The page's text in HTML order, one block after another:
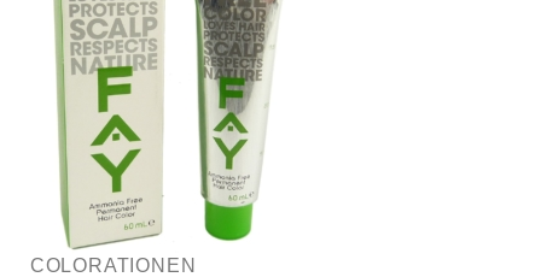
COLORATIONEN